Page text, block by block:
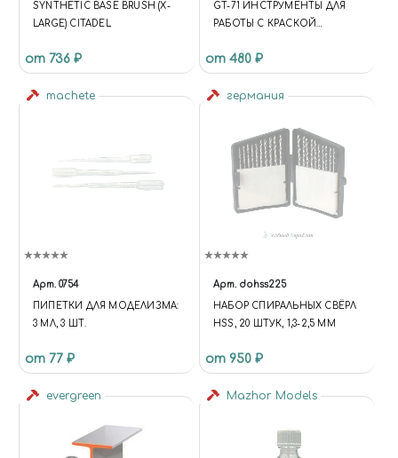
SYNTHETIC BASE BRUSH (X-
LARGE) CITADEL
от 736 ₽
GT-71 ИНСТРУМЕНТЫ ДЛЯ
РАБОТЫ С КРАСКОЙ
КРУГИ И ТРЕУГОЛЬНИКИ 3-
5ММ MR. MASKING
от 480 ₽
machete
Арт. 0754
ПИПЕТКИ ДЛЯ МОДЕЛИЗМА:
3 МЛ, 3 ШТ.
от 77 ₽
германия
Арт. dohss225
НАБОР СПИРАЛЬНЫХ СВЁРЛ
HSS, 20 ШТУК, 1,3-2,5 ММ
от 950 ₽
evergreen Mazhor Models